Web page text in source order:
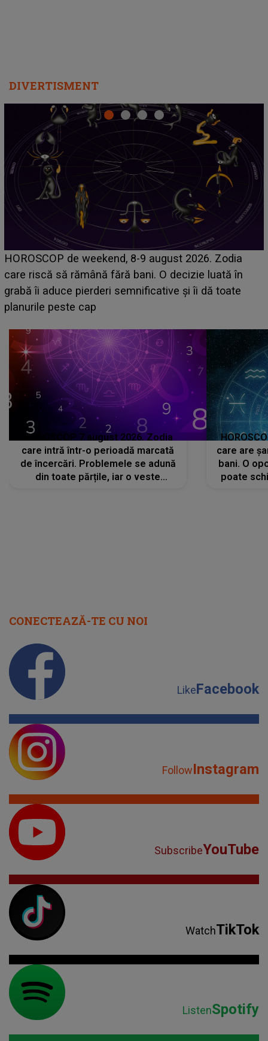
DIVERTISMENT
Emanuel a ținut ACEST DETALIU ASCUNS până
acum! În fața Alexandrei, concurentul din Casa Iubirii
face o MĂRTURISIRE NEAȘTEPTATĂ despre mama
sa: "I-am spus și ei în față, eu nu te iubesc pentru
HOROSCOP 7 august 2026. Zodia
care intră într-o perioadă marcată
de încercări. Problemele se adună
din toate părțile, iar o veste
care are
bani. O
poate
CONECTEAZĂ-TE CU NOI
LikeFacebook
FollowInstagram
SubscribeYouTube
WatchTikTok
ListenSpotify